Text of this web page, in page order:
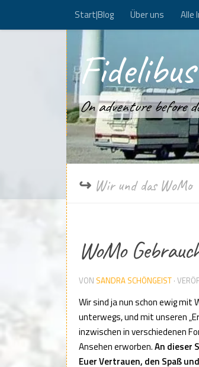
Zum Inhalt springenStart|Blog Über uns Alle
On adventure before
Wir und das WoMo
WoMo
VON SANDRA SCHÖNGEIST ·
Wir sind ja nun schon ewig mit
unterwegs, und mit unseren
inzwischen in verschiedenen
Ansehen erworben.An dieser
Euer Vertrauen, den Spaß